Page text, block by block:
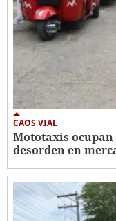
CAOS VIAL
Mototaxis
desorden en